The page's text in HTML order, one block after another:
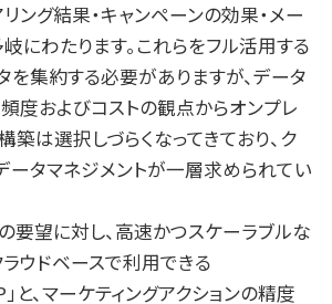
ング結果・キャンペーンの効果・メー
にわたります。これらをフル活用する
を集約する必要がありますが、データ
度およびコストの観点からオンプレ
築は選択しづらくなってきており、ク
ータマネジメントが一層求められてい
要望に対し、高速かつスケーラブルな
ウドベースで利用できる
と、マーケティングアクションの精度